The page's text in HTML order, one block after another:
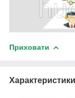
Приховати
Характеристики